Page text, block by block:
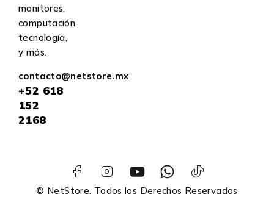
monitores,
computación,
tecnología,
y más.
contacto@netstore.mx
+52 618
152
2168
© NetStore. Todos los Derechos Reservados